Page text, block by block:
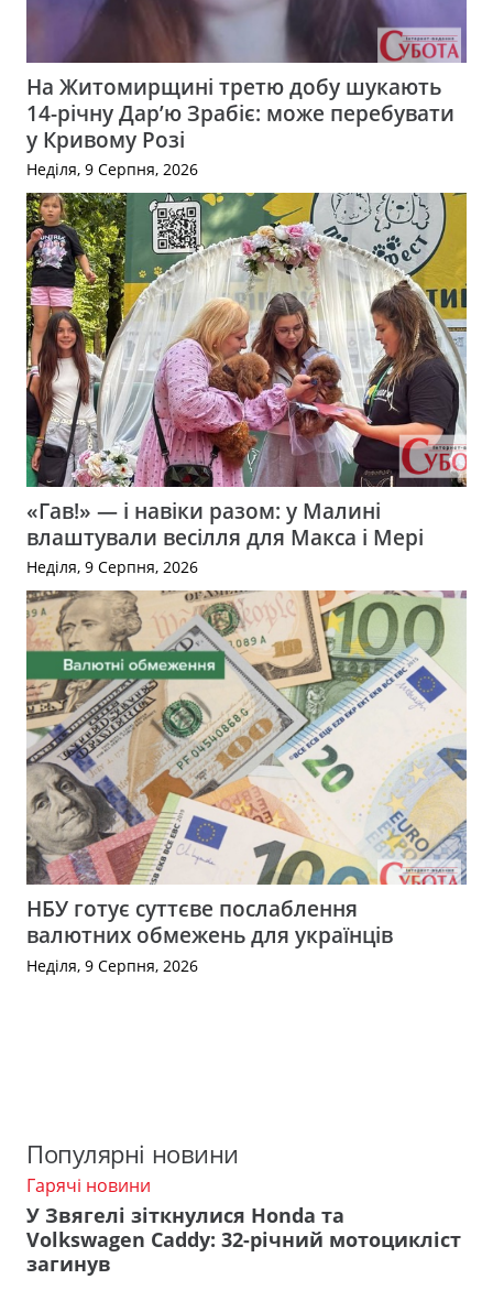
На Житомирщині третю добу шукають
14-річну Дар’ю Зрабіє: може перебувати
у Кривому Розі
Неділя, 9 Серпня, 2026
«Гав!» — і навіки разом: у Малині
влаштували весілля для Макса і Мері
Неділя, 9 Серпня, 2026
НБУ готує суттєве послаблення
валютних обмежень для українців
Неділя, 9 Серпня, 2026
Популярні новини
Гарячі новини
У Звягелі зіткнулися Honda та
Volkswagen Caddy: 32-річний мотоцикліст
загинув